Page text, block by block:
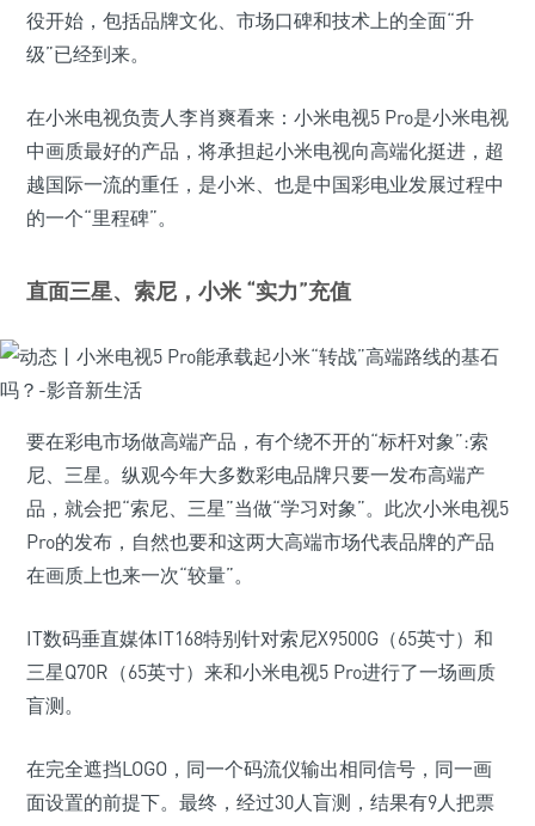
役开始，包括品牌文化、市场口碑和技术上的全面“升
级”已经到来。
在小米电视负责人李肖爽看来：小米电视5 Pro是小米电视
中画质最好的产品，将承担起小米电视向高端化挺进，超
越国际一流的重任，是小米、也是中国彩电业发展过程中
的一个“里程碑”。
直面三星、索尼，小米 “实力”充值
要在彩电市场做高端产品，有个绕不开的“标杆对象”:索
尼、三星。纵观今年大多数彩电品牌只要一发布高端产
品，就会把“索尼、三星”当做“学习对象”。此次小米电视5
Pro的发布，自然也要和这两大高端市场代表品牌的产品
在画质上也来一次“较量”。
IT数码垂直媒体IT168特别针对索尼X9500G（65英寸）和
三星Q70R（65英寸）来和小米电视5 Pro进行了一场画质
盲测。
在完全遮挡LOGO，同一个码流仪输出相同信号，同一画
面设置的前提下。最终，经过30人盲测，结果有9人把票